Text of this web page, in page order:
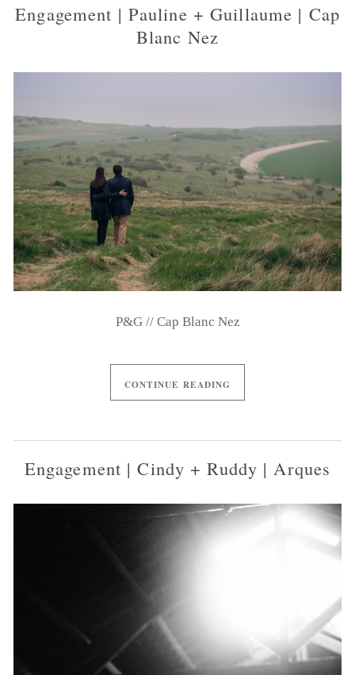
Engagement | Pauline + Guillaume | Cap
Blanc Nez
P&G // Cap Blanc Nez
CONTINUE READING
Engagement | Cindy + Ruddy | Arques